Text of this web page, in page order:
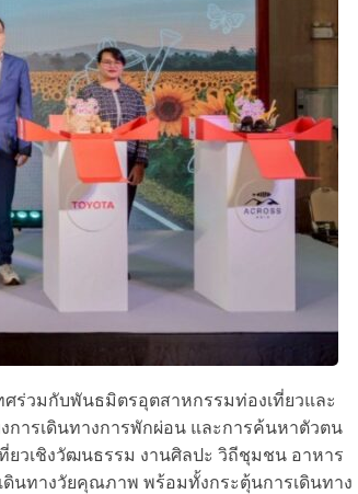
ศร่วมกับพันธมิตรอุตสาหกรรมท่องเที่ยวและ
ารเดินทางการพักผ่อน และการค้นหาตัวตน
ที่ยวเชิงวัฒนธรรม งานศิลปะ วิถีชุมชน อาหาร
นทางวัยคุณภาพ พร้อมทั้งกระตุ้นการเดินทาง